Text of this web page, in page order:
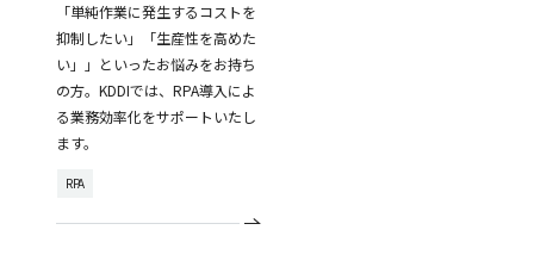
「単純作業に発生するコストを
抑制したい」「生産性を高めた
い」」といったお悩みをお持ち
の方。KDDIでは、RPA導入によ
る業務効率化をサポートいたし
ます。
RPA